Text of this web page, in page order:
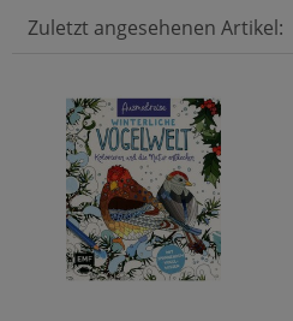
Zuletzt angesehenen Artikel: